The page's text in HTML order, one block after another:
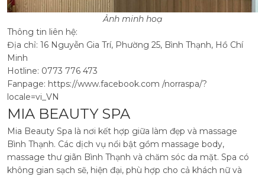
Ảnh minh hoạ
Thông tin liên hệ:
Địa chỉ: 16 Nguyễn Gia Trí, Phường 25, Bình Thạnh, Hồ Chí
Minh
Hotline: 0773 776 473
Fanpage: https://www.facebook.com /norraspa/?
locale=vi_VN
MIA BEAUTY SPA
Mia Beauty Spa là nơi kết hợp giữa làm đẹp và massage
Bình Thạnh. Các dịch vụ nổi bật gồm massage body,
massage thư giãn Bình Thạnh và chăm sóc da mặt. Spa có
không gian sạch sẽ, hiện đại, phù hợp cho cả khách nữ và